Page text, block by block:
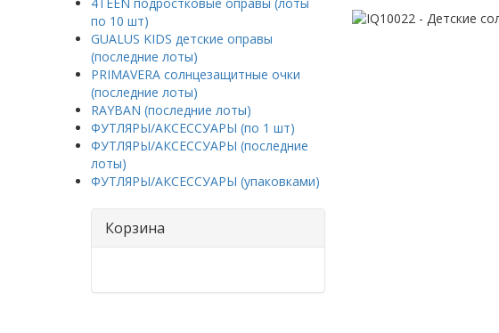
по 10 шт)
GUALUS KIDS детские оправы
(последние лоты)
PRIMAVERA солнцезащитные очки
(последние лоты)
RAYBAN (последние лоты)
ФУТЛЯРЫ/АКСЕССУАРЫ (по 1 шт)
ФУТЛЯРЫ/АКСЕССУАРЫ (последние
лоты)
ФУТЛЯРЫ/АКСЕССУАРЫ (упаковками)
Корзина